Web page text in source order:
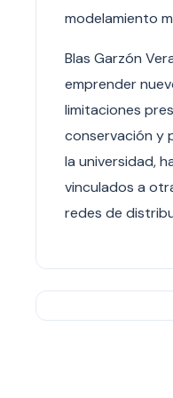
modelamiento
Blas Garzón
emprender
limitaciones
conservación y
la universidad,
vinculados a
redes de